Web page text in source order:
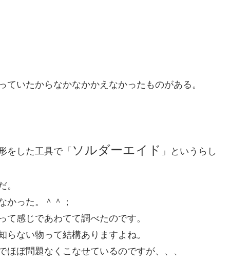
いたからなかなかかえなかったものがある。
をした工具で「 ソルダーエイド 」というらし
。
かった。＾＾；
感じであわてて調べたのです。
ない物って結構ありますよね。
ぼ問題なくこなせているのですが、、、